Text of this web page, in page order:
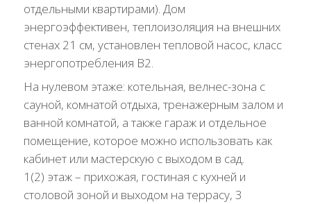
отдельными квартирами). Дом
энергоэффективен, теплоизоляция на внешних
стенах 21 см, установлен тепловой насос, класс
энергопотребления B2.
На нулевом этаже: котельная, велнес-зона с
сауной, комнатой отдыха, тренажерным залом и
ванной комнатой, а также гараж и отдельное
помещение, которое можно использовать как
кабинет или мастерскую с выходом в сад.
1(2) этаж – прихожая, гостиная с кухней и
столовой зоной и выходом на террасу, 3